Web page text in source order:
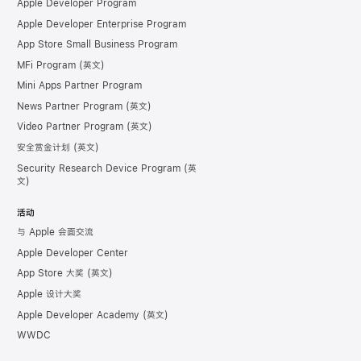
Apple Developer Program
Apple Developer Enterprise Program
App Store Small Business Program
MFi Program
Mini Apps Partner Program
News Partner Program
Video Partner Program
安全赏金计划
Security Research Device Program
活动
与 Apple 会面交流
Apple Developer Center
App Store 大奖
Apple 设计大奖
Apple Developer Academy
WWDC